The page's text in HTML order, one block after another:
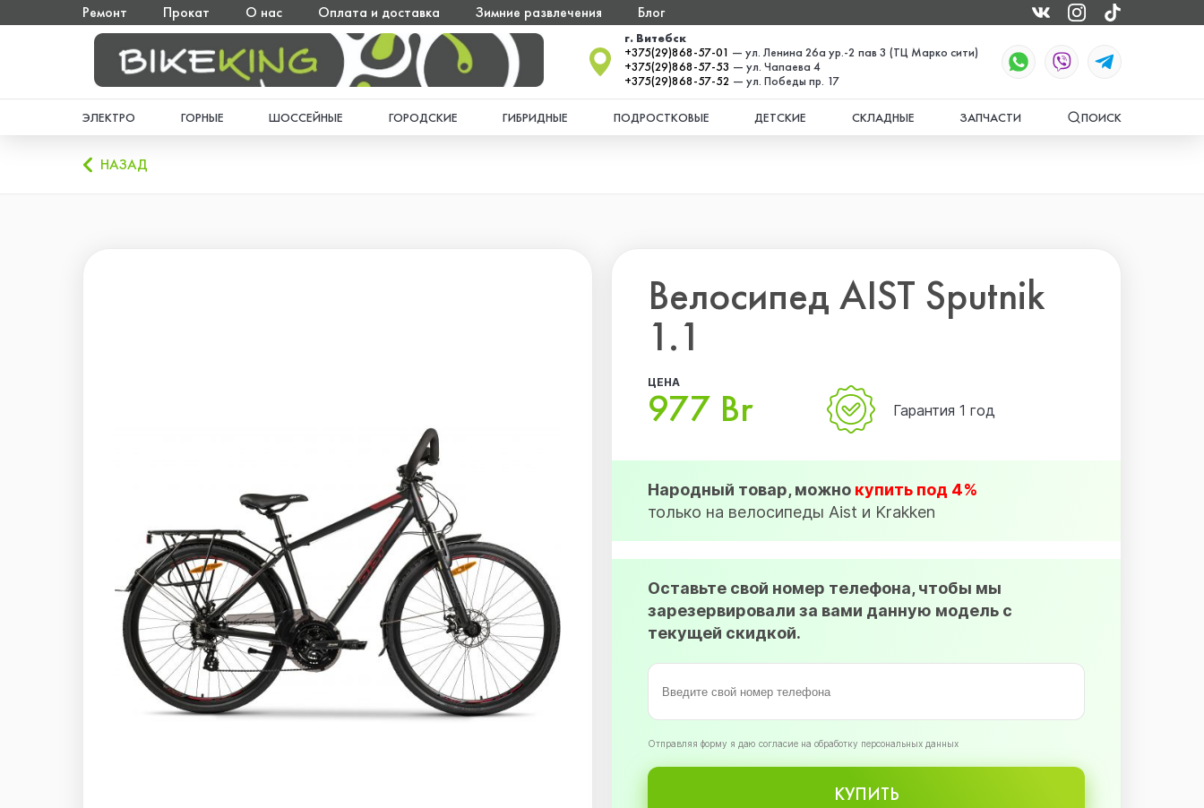
Ремонт Прокат О нас Оплата и доставка Зимние развлечения Блог
г. Витебск
+375(29)868-57-01 — ул. Ленина 26а ур.-2 пав 3 (ТЦ Марко сити)
+375(29)868-57-53 — ул. Чапаева 4
+375(29)868-57-52 — ул. Победы пр. 17
ЭЛЕКТРО ГОРНЫЕ ШОССЕЙНЫЕ ГОРОДСКИЕ ГИБРИДНЫЕ ПОДРОСТКОВЫЕ ДЕТСКИЕ СКЛАДНЫЕ ЗАПЧАСТИ ПОИСК
НАЗАД
Велосипед AIST Sputnik
1.1
ЦЕНА
977 Br Гарантия 1 год
Народный товар, можно купить под 4%
только на велосипеды Aist и Krakken
Оставьте свой номер телефона, чтобы мы
зарезервировали за вами данную модель с
текущей скидкой.
Oтправляя форму я даю согласие на обработку персональных данных
КУПИТЬ